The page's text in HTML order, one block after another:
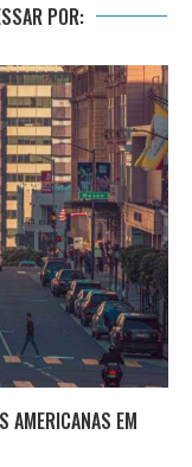
POR:
AMERICANAS EM